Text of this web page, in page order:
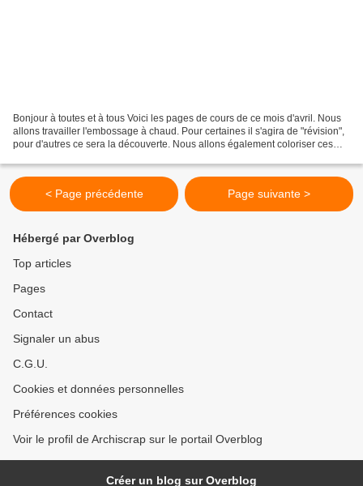
Bonjour à toutes et à tous Voici les pages de cours de ce mois d'avril. Nous
allons travailler l'embossage à chaud. Pour certaines il s'agira de "révision",
pour d'autres ce sera la découverte. Nous allons également coloriser ces
< Page précédente Page suivante >
Hébergé par Overblog
Top articles
Pages
Contact
Signaler un abus
C.G.U.
Cookies et données personnelles
Préférences cookies
Voir le profil de Archiscrap sur le portail Overblog
Créer un blog sur Overblog